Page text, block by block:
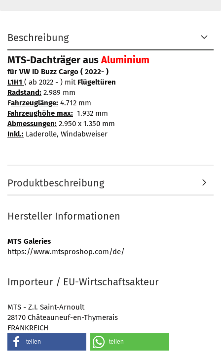
Beschreibung
MTS-Dachträger ausAluminium
für VW ID Buzz Cargo ( 2022- )
L1H1 ( ab 2022 - ) mit Flügeltüren
Radstand: 2.989 mm
Fahrzeuglänge: 4.712 mm
Fahrzeughöhe max: 1.932 mm
Abmessungen: 2.950 x 1.350 mm
Inkl.: Laderolle, Windabweiser
Produktbeschreibung
Hersteller Informationen
MTS Galeries
https://www.mtsproshop.com/de/
Importeur / EU-Wirtschaftsakteur
MTS - Z.I. Saint-Arnoult
28170 Châteauneuf-en-Thymerais
FRANKREICH
teilen teilen